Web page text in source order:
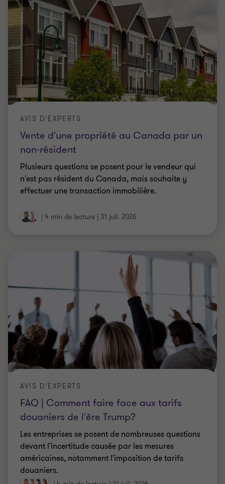
Vente d'une propriété au Canada par un
non-résident
AVIS D'EXPERTS
Plusieurs questions se posent pour le vendeur qui
n'est pas résident du Canada, mais souhaite y
effectuer une transaction immobilière.
| 4 min de lecture | 31 juil. 2026
FAQ | Comment faire face aux tarifs
douaniers de l'ère Trump?
AVIS D'EXPERTS
Les entreprises se posent de nombreuses questions
devant l'incertitude causée par les mesures
américaines, notamment l'imposition de tarifs
douaniers.